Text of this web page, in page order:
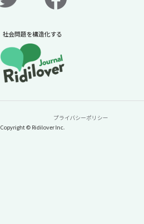
社会問題を構造化する
プライバシーポリシー
Copyright © Ridilover Inc.